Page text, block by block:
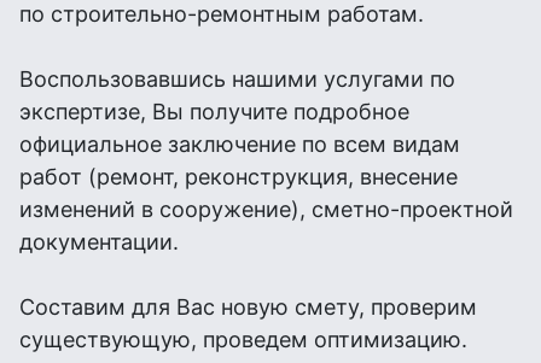
по строительно-ремонтным работам.
Воспользовавшись нашими услугами по
экспертизе, Вы получите подробное
официальное заключение по всем видам
работ (ремонт, реконструкция, внесение
изменений в сооружение), сметно-проектной
документации.
Составим для Вас новую смету, проверим
существующую, проведем оптимизацию.